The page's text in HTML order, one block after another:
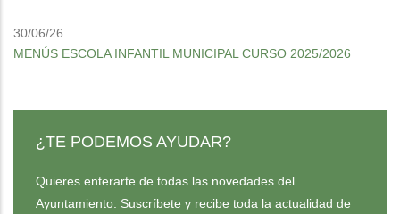
30/06/26
MENÚS ESCOLA INFANTIL MUNICIPAL CURSO 2025/2026
¿TE PODEMOS AYUDAR?
Quieres enterarte de todas las novedades del
Ayuntamiento. Suscríbete y recibe toda la actualidad de